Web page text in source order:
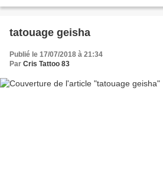
tatouage geisha
Publié le 17/07/2018 à 21:34
Par Cris Tattoo 83